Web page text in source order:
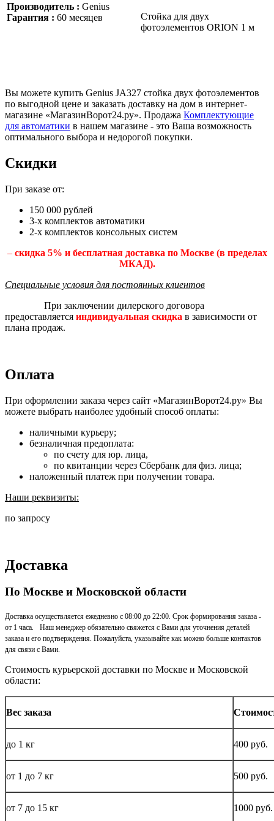
Производитель : Genius
Гарантия : 60 месяцев
Стойка для двух
фотоэлементов ORION 1 м
Вы можете купить Genius JA327 стойка двух фотоэлементов
по выгодной цене и заказать доставку на дом в интернет-
магазине «МагазинВорот24.ру». Продажа Комплектующие
для автоматики в нашем магазине - это Ваша возможность
оптимального выбора и недорогой покупки.
Скидки
При заказе от:
150 000 рублей
3-х комплектов автоматики
2-х комплектов консольных систем
– скидка 5% и бесплатная доставка по Москве (в пределах
МКАД).
Специальные условия для постоянных клиентов
При заключении дилерского договора
предоставляется индивидуальная скидка в зависимости от
плана продаж.
Оплата
При оформлении заказа через сайт «МагазинВорот24.ру» Вы
можете выбрать наиболее удобный способ оплаты:
наличными курьеру;
безналичная предоплата:
по счету для юр. лица,
по квитанции через Сбербанк для физ. лица;
наложенный платеж при получении товара.
Наши реквизиты:
по запросу
Доставка
По Москве и Московской области
Доставка осуществляется ежедневно с 08:00 до 22:00. Срок формирования заказа -
от 1 часа. Наш менеджер обязательно свяжется с Вами для уточнения деталей
заказа и его подтверждения. Пожалуйста, указывайте как можно больше контактов
для связи с Вами.
Стоимость курьерской доставки по Москве и Московской
области:
Вес заказа
до 1 кг 400 руб.
от 1 до 7 кг 500 руб.
от 7 до 15 кг 1000 руб.